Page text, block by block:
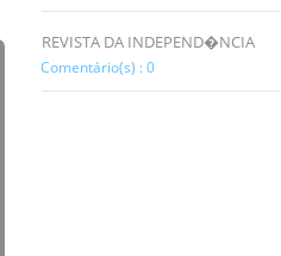
REVISTA DA INDEPEND�NCIA
Comentário(s) : 0